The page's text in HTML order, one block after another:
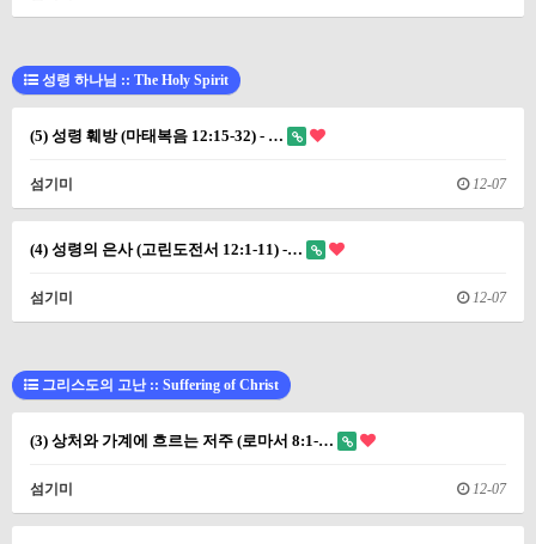
성령 하나님 :: The Holy Spirit
(5) 성령 훼방 (마태복음 12:15-32) - …
섬기미 12-07
(4) 성령의 은사 (고린도전서 12:1-11) -…
섬기미 12-07
그리스도의 고난 :: Suffering of Christ
(3) 상처와 가계에 흐르는 저주 (로마서 8:1-…
섬기미 12-07